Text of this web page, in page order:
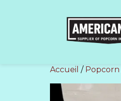
Accueil / Popcorn